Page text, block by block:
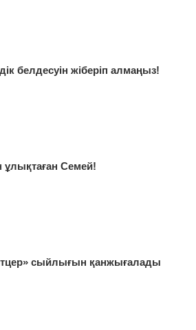
белдесуін жіберіп алмаңыз!
Семей!
сыйлығын қанжығалады